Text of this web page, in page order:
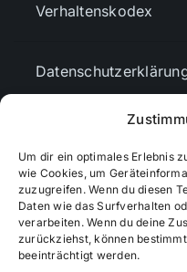
Um dir ein optimales Erlebnis
wie Cookies, um
zuzugreifen. Wenn du diesen
Daten wie das Surfverhalten
verarbeiten. Wenn du deine
zurückziehst, können
beeinträchtigt werden.
Verhaltenskodex
Cookie-Richtlinie
Mediendaten